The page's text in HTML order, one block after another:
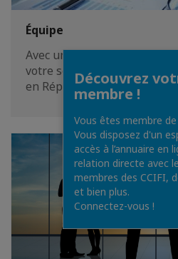
Équipe
Avec une équipe
votre service pour vos
en République de Moldavie.
Découvrez
membre !
Vous êtes membre de
Vous disposez d'un
accès à l’annuaire en
relation directe avec
membres des CCIFI,
et bien plus.
Connectez-vous !